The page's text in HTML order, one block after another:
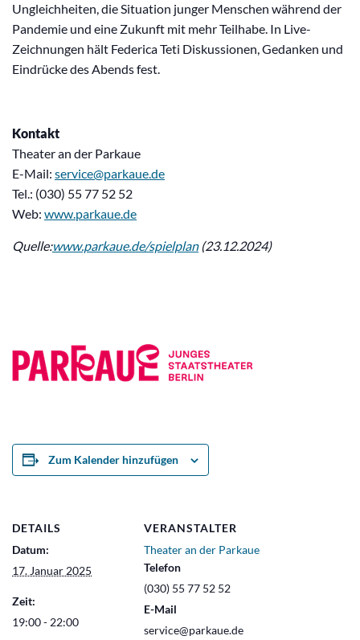
Ungleichheiten, die Situation junger Menschen während der
Pandemie und eine Zukunft mit mehr Teilhabe. In Live-
Zeichnungen hält Federica Teti Diskussionen, Gedanken und
Eindrücke des Abends fest.
Kontakt
Theater an der Parkaue
E-Mail: service@parkaue.de
Tel.: (030) 55 77 52 52
Web: www.parkaue.de
Quelle:www.parkaue.de/spielplan(23.12.2024)
Zum Kalender hinzufügen
DETAILS
Datum:
17. Januar 2025
Zeit:
19:00 - 22:00
VERANSTALTER
Theater an der Parkaue
Telefon
(030) 55 77 52 52
E-Mail
service@parkaue.de